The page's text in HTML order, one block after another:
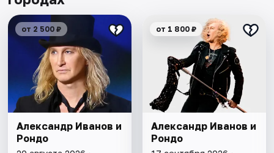
от 2 500 ₽
Александр Иванов и
Рондо
от 1 800 ₽
Александр Иванов и
Рондо